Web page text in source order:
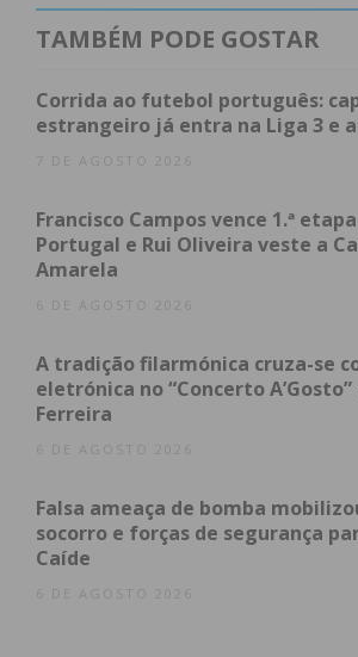
Eu li e concordo com os
TAMBÉM PODE GOSTAR
Corrida ao futebol português:
estrangeiro já entra na Liga 3 e
7 DE AGOSTO 2026
Francisco Campos vence 1.ª
Portugal e Rui Oliveira veste a
Amarela
6 DE AGOSTO 2026
A tradição filarmónica cruza-se
eletrónica no “Concerto A’Gosto”
Ferreira
6 DE AGOSTO 2026
Falsa ameaça de bomba
socorro e forças de segurança
Caíde
6 DE AGOSTO 2026